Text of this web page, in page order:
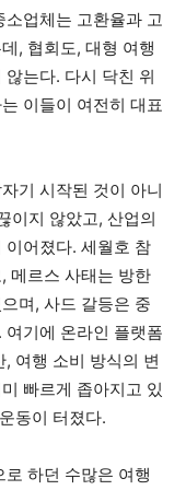
업체는 고환율과 고
, 협회도, 대형 여행
는다. 다시 닥친 위
이들이 여전히 대표
기 시작된 것이 아니
이지 않았고, 산업의
이어졌다. 세월호 참
메르스 사태는 방한
며, 사드 갈등은 중
기에 온라인 플랫폼
여행 소비 방식의 변
빠르게 좁아지고 있
동이 터졌다.
하던 수많은 여행